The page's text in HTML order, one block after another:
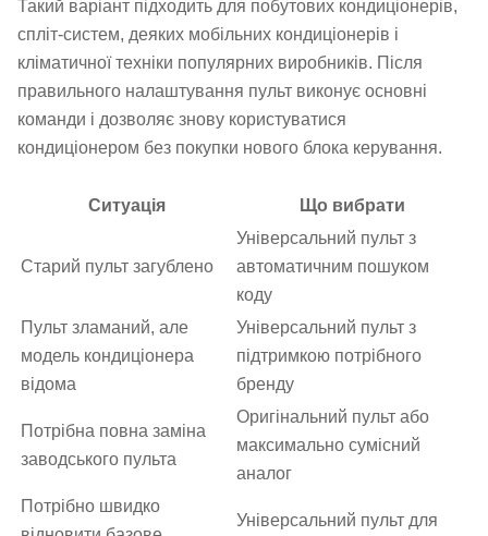
Такий варіант підходить для побутових кондиціонерів,
спліт-систем, деяких мобільних кондиціонерів і
кліматичної техніки популярних виробників. Після
правильного налаштування пульт виконує основні
команди і дозволяє знову користуватися
кондиціонером без покупки нового блока керування.
Ситуація Що вибрати
Старий пульт загублено
Універсальний пульт з
автоматичним пошуком
коду
Пульт зламаний, але
модель кондиціонера
відома
Універсальний пульт з
підтримкою потрібного
бренду
Потрібна повна заміна
заводського пульта
Оригінальний пульт або
максимально сумісний
аналог
Потрібно швидко
Універсальний пульт для